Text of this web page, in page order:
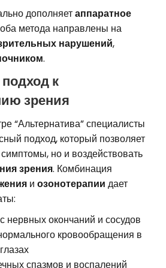
дополняетаппаратное
оба метода направлены на
нарушений,
.
к
зрения
“Альтернатива” специалисты
подход, который позволяет
симптомы, но и воздействовать
зрения. Комбинация
и озонотерапии дает
нервных окончаний и сосудов
кровообращения в
спазмов и воспалений